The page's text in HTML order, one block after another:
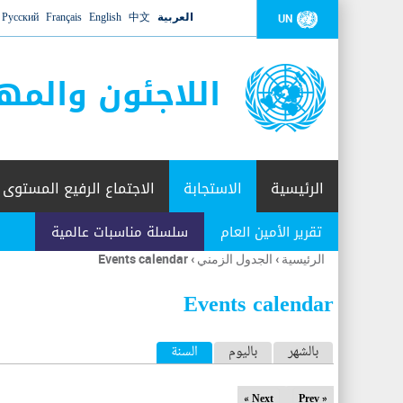
UN العربية 中文
English
Français
Русский
اللاجئون
الرئيسية الاستجابة
تقرير الأمين العام سلسلة مناسبات عالمية
الاجتماع الرفيع المستوى
أنت
هنا
الرئيسية › الجدول الزمني ›
Events calendar
Events calendar
ا
ل
بالشهر باليوم السنة (علامة التبويب النشطة)